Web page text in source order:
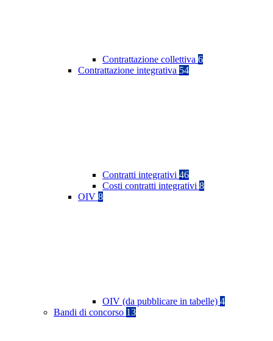
Contrattazione collettiva 6
Contrattazione integrativa 54
Contratti integrativi 46
Costi contratti integrativi 8
OIV 8
OIV (da pubblicare in tabelle) 4
Bandi di concorso 13